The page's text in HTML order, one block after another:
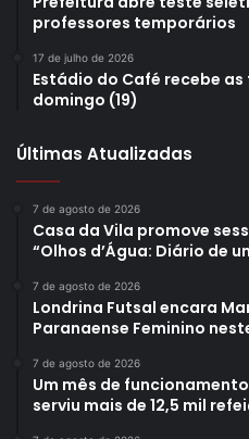
adquirida com recursos de
pelodeputado federal
Vinculada à Secretaria
Guarda Municipal de
patrulhamento de
escolas, parques e
apoio à população em
calamidade, a prevenção de
fiscalização municipal e a
órgãos de segurança pública.
desenvolve ações de
professores temporários
17 de julho de 2026
Estádio do Café recebe as
domingo (19)
Últimas Atualizadas
7 de agosto de 2026
Casa da Vila promove
“Olhos d’Água: Diário de
7 de agosto de 2026
Londrina Futsal encara
Paranaense Feminino
7 de agosto de 2026
Um mês de
serviu mais de 12,5 mil